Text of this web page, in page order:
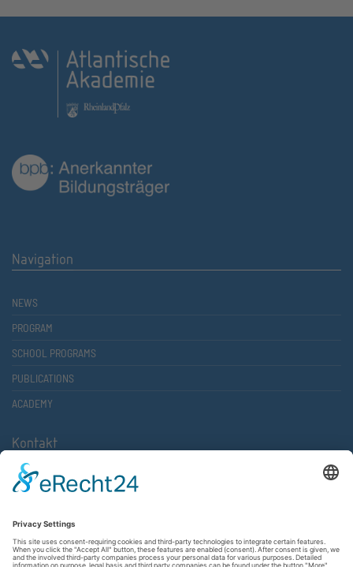
Navigation
NEWS
PROGRAM
SCHOOL PROGRAMS
PUBLICATIONS
ACADEMY
Kontakt
Atlantische Akademie Rheinland-Pfalz e.V.
67657 Kaiserslautern
FON 0631 36610-0
FAX 0631 36610-15